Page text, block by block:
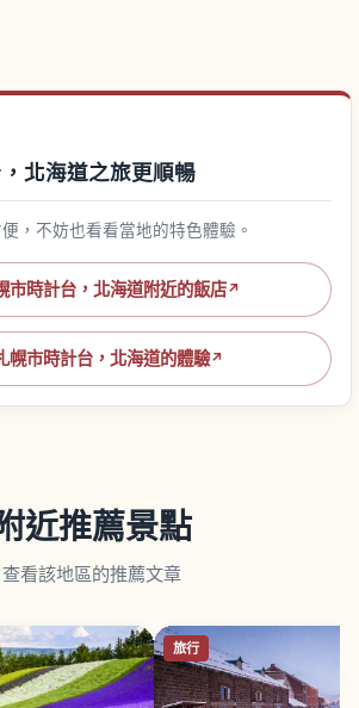
北海道之旅更順暢
，不妨也看看當地的特色體驗。
市時計台，北海道附近的飯店↗
幌市時計台，北海道的體驗↗
近推薦景點
查看該地區的推薦文章
旅行